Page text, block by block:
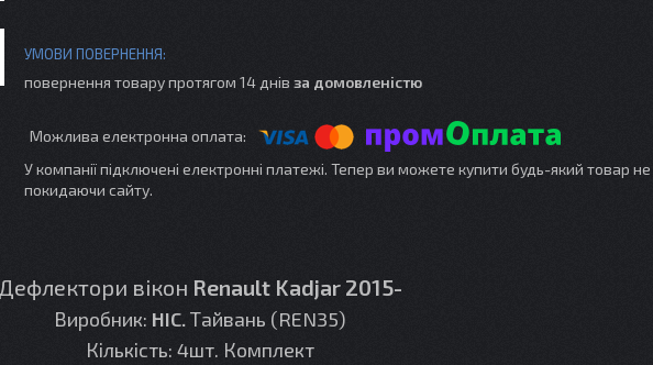
повернення товару протягом 14 днів за домовленістю
У компанії підключені електронні платежі. Тепер ви можете купити будь-який товар не
покидаючи сайту.
Дефлектори вікон Renault Kadjar 2015-
Виробник: HIС.Тайвань (REN35)
Кількість: 4шт. Комплект